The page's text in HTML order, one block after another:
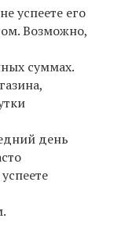
успеете его
Возможно,
суммах.
день